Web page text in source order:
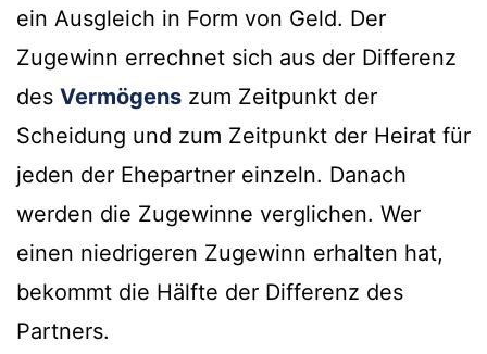
ein Ausgleich in Form von Geld. Der
Zugewinn errechnet sich aus der Differenz
des Vermögens zum Zeitpunkt der
Scheidung und zum Zeitpunkt der Heirat für
jeden der Ehepartner einzeln. Danach
werden die Zugewinne verglichen. Wer
einen niedrigeren Zugewinn erhalten hat,
bekommt die Hälfte der Differenz des
Partners.